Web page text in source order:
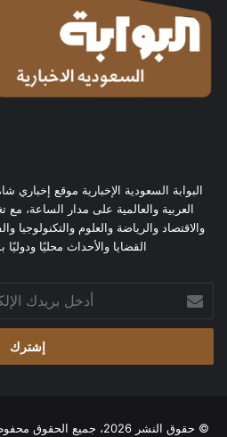
البوابة السعودية الإخبارية موقع
العربية والعالمية على مدار الساعة، مع
والاقتصاد والرياضة والعلوم والتكنولوجيا
القضايا والأحداث محليًا ودوليًا
بريدك
الإلكتروني
© حقوق النشر 2026، جميع الحقوق محفوظة | تصميم